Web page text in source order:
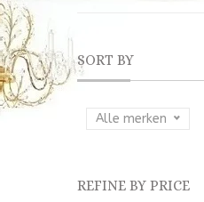
SORT BY
Alle merken
REFINE BY PRICE